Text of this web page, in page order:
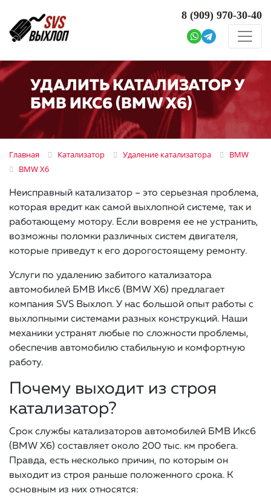
8 (909) 970-30-40
УДАЛИТЬ КАТАЛИЗАТОР У
БМВ ИКС6 (BMW X6)
Главная Катализатор Удаление катализатора
BMW
BMW X6
Неисправный катализатор – это серьезная проблема,
которая вредит как самой выхлопной системе, так и
работающему мотору. Если вовремя ее не устранить,
возможны поломки различных систем двигателя,
которые приведут к его дорогостоящему ремонту.
Услуги по удалению забитого катализатора
автомобилей БМВ Икс6 (BMW X6) предлагает
компания SVS Выхлоп. У нас большой опыт работы с
выхлопными системами разных конструкций. Наши
механики устранят любые по сложности проблемы,
обеспечив автомобилю стабильную и комфортную
работу.
Почему выходит из строя
катализатор?
Срок службы катализаторов автомобилей БМВ Икс6
(BMW X6) составляет около 200 тыс. км пробега.
Правда, есть несколько причин, по которым он
выходит из строя раньше положенного срока. К
основным из них относятся: